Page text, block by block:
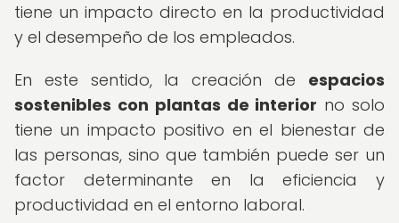
tiene un impacto directo en la productividad
y el desempeño de los empleados.
En este sentido, la creación de espacios
sostenibles con plantas de interior no solo
tiene un impacto positivo en el bienestar de
las personas, sino que también puede ser un
factor determinante en la eficiencia y
productividad en el entorno laboral.